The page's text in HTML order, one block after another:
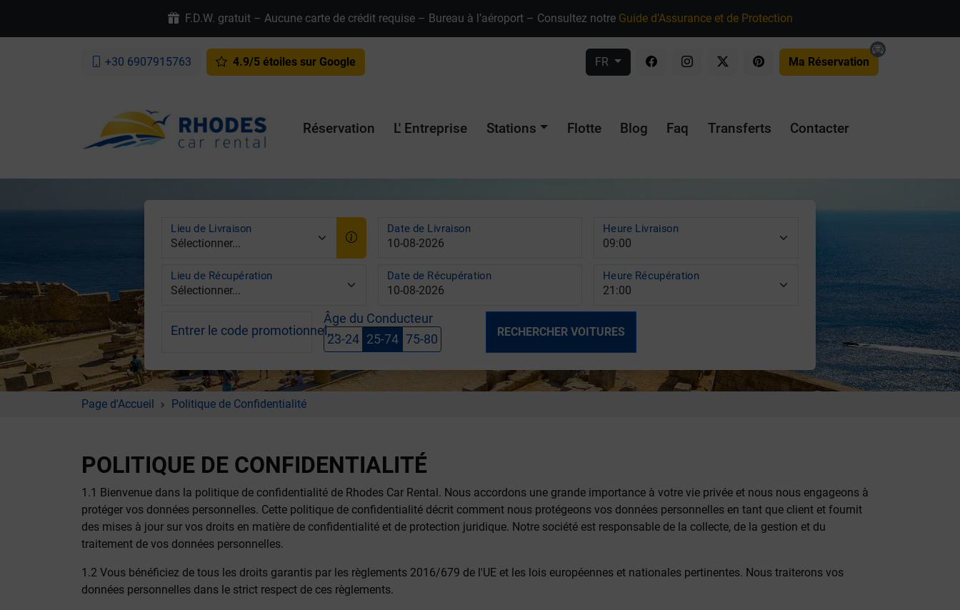
F.D.W. gratuit – Aucune carte de crédit requise – Bureau à l’aéroport – Consultez notre Guide d’Assurance et de Protection
+30 6907915763 4.9/5 étoiles sur Google FR Ma Réservation
Réservation L' Entreprise Stations Flotte Blog Faq Transferts Contacter
Lieu de Livraison Date de Livraison Heure Livraison
Lieu de Récupération Date de Récupération Heure Récupération
Entrer le code promotionnel...
Âge du Conducteur
23-24 25-74 75-80
RECHERCHER VOITURES
Page d'Accueil Politique de Confidentialité
POLITIQUE DE CONFIDENTIALITÉ
1.1 Bienvenue dans la politique de confidentialité de Rhodes Car Rental. Nous accordons une grande importance à votre vie privée et nous nous engageons à
protéger vos données personnelles. Cette politique de confidentialité décrit comment nous protégeons vos données personnelles en tant que client et fournit
des mises à jour sur vos droits en matière de confidentialité et de protection juridique. Notre société est responsable de la collecte, de la gestion et du
traitement de vos données personnelles.
1.2 Vous bénéficiez de tous les droits garantis par les règlements 2016/679 de l'UE et les lois européennes et nationales pertinentes. Nous traiterons vos
données personnelles dans le strict respect de ces règlements.